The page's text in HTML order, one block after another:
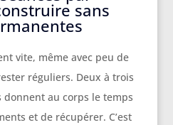
sans
vite, même avec peu de
réguliers. Deux à trois
donnent au corps le temps
et de récupérer. C’est